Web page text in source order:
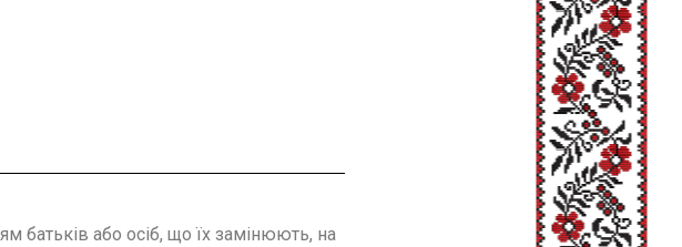
батьків або осіб, що їх замінюють, на